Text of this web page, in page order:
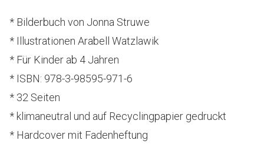
* Bilderbuch von Jonna Struwe
* Illustrationen Arabell Watzlawik
* Für Kinder ab 4 Jahren
* ISBN: 978-3-98595-971-6
* 32 Seiten
* klimaneutral und auf Recyclingpapier gedruckt
* Hardcover mit Fadenheftung